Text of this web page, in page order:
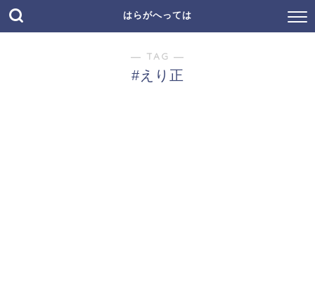
はらがへっては
― TAG ―
#えり正